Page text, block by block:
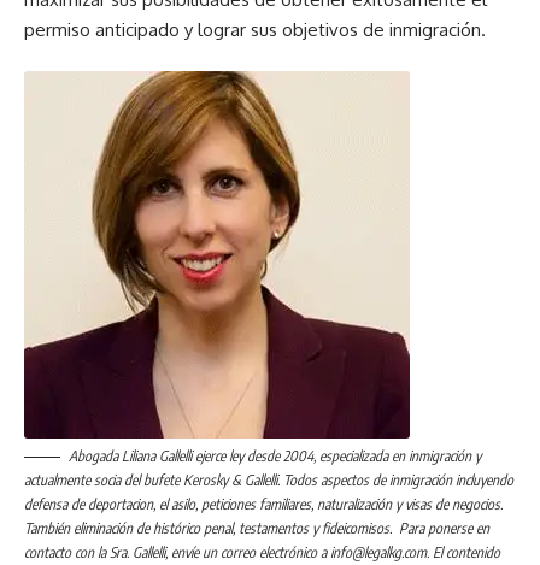
permiso anticipado y lograr sus objetivos de inmigración.
Abogada Liliana Gallelli ejerce ley desde 2004, especializada en inmigración y
actualmente socia del bufete Kerosky & Gallelli. Todos aspectos de inmigración incluyendo
defensa de deportacion, el asilo, peticiones familiares, naturalización y visas de negocios.
También eliminación de histórico penal, testamentos y fideicomisos. Para ponerse en
contacto con la Sra. Gallelli, envíe un correo electrónico a info@legalkg.com. El contenido